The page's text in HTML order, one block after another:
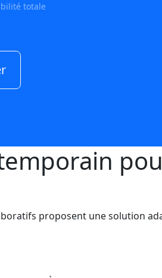
totale
proposent une solution